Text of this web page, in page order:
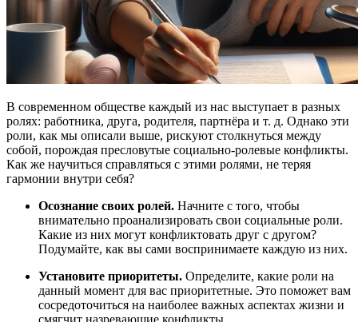
В современном обществе каждый из нас выступает в разных
ролях: работника, друга, родителя, партнёра и т. д. Однако эти
роли, как мы описали выше, рискуют столкнуться между
собой, порождая пресловутые социально-ролевые конфликты.
Как же научиться справляться с этими ролями, не теряя
гармонии внутри себя?
Осознание своих ролей. Начните с того, чтобы
внимательно проанализировать свои социальные роли.
Какие из них могут конфликтовать друг с другом?
Подумайте, как вы сами воспринимаете каждую из них.
Установите приоритеты. Определите, какие роли на
данный момент для вас приоритетные. Это поможет вам
сосредоточиться на наиболее важных аспектах жизни и